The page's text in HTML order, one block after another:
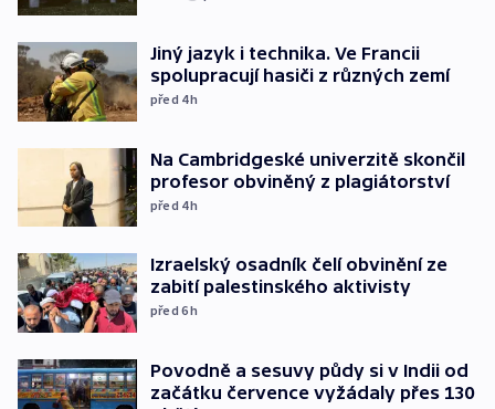
Jiný jazyk i technika. Ve Francii
spolupracují hasiči z různých zemí
před 4h
Na Cambridgeské univerzitě skončil
profesor obviněný z plagiátorství
před 4h
Izraelský osadník čelí obvinění ze
zabití palestinského aktivisty
před 6h
Povodně a sesuvy půdy si v Indii od
začátku července vyžádaly přes 130